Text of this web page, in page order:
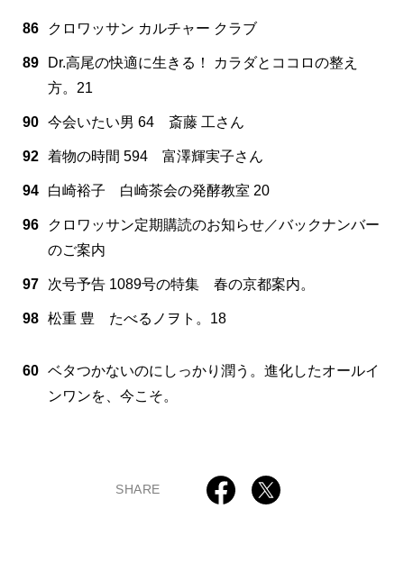
86 クロワッサン カルチャー クラブ
89
Dr.高尾の快適に生きる！ カラダとココロの整え
方。21
90 今会いたい男 64 斎藤 工さん
92 着物の時間 594 富澤輝実子さん
94 白崎裕子 白崎茶会の発酵教室 20
96
クロワッサン定期購読のお知らせ／バックナンバー
のご案内
97 次号予告 1089号の特集 春の京都案内。
98 松重 豊 たべるノヲト。18
60 ベタつかないのにしっかり潤う。進化したオールイ
ンワンを、今こそ。
SHARE